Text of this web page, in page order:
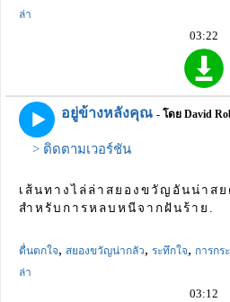
ล่า
03:22
อยู่ข้างหลังคุณ - โดย David
> ติดตามเวอร์ชัน
เส้นทางไล่ล่าสยองขวัญอันน่าสย
สำหรับการหลบหนีจากฝันร้าย.
ตื่นตกใจ, สยองขวัญน่ากลัว, ระทึกใจ, การกร
ล่า
03:12